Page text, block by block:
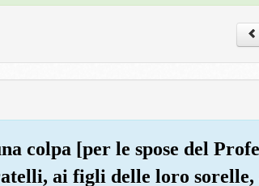
colpa [per le spose del
ai figli delle loro sorelle,